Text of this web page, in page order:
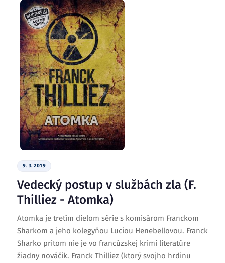
9. 3. 2019
Vedecký postup v službách zla (F.
Thilliez - Atomka)
Atomka je tretím dielom série s komisárom Franckom
Sharkom a jeho kolegyňou Luciou Henebellovou. Franck
Sharko pritom nie je vo francúzskej krimi literatúre
žiadny nováčik. Franck Thilliez (ktorý svojho hrdinu